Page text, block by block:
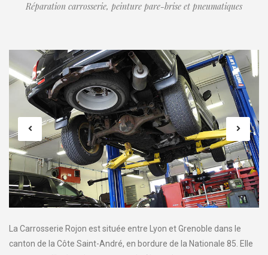
Réparation carrosserie, peinture pare-brise et pneumatiques
La Carrosserie Rojon est située entre Lyon et Grenoble dans le
canton de la Côte Saint-André, en bordure de la Nationale 85. Elle